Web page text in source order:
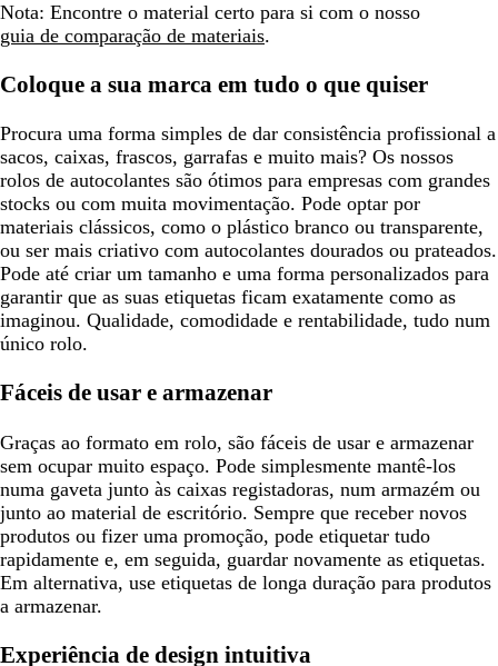
Nota: Encontre o material certo para si com o nosso
guia de comparação de materiais.
Coloque a sua marca em tudo o que quiser
Procura uma forma simples de dar consistência profissional a
sacos, caixas, frascos, garrafas e muito mais? Os nossos
rolos de autocolantes são ótimos para empresas com grandes
stocks ou com muita movimentação. Pode optar por
materiais clássicos, como o plástico branco ou transparente,
ou ser mais criativo com autocolantes dourados ou prateados.
Pode até criar um tamanho e uma forma personalizados para
garantir que as suas etiquetas ficam exatamente como as
imaginou. Qualidade, comodidade e rentabilidade, tudo num
único rolo.
Fáceis de usar e armazenar
Graças ao formato em rolo, são fáceis de usar e armazenar
sem ocupar muito espaço. Pode simplesmente mantê-los
numa gaveta junto às caixas registadoras, num armazém ou
junto ao material de escritório. Sempre que receber novos
produtos ou fizer uma promoção, pode etiquetar tudo
rapidamente e, em seguida, guardar novamente as etiquetas.
Em alternativa, use etiquetas de longa duração para produtos
a armazenar.
Experiência de design intuitiva